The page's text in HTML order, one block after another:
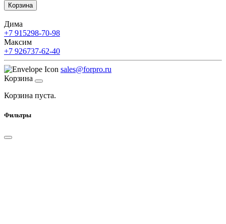
Корзина
Дима
+7 915298-70-98
Максим
+7 926737-62-40
sales@forpro.ru
Корзина
Корзина пуста.
Фильтры